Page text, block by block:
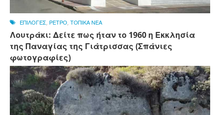
ΕΠΙΛΟΓΕΣ, ΡΕΤΡΟ, ΤΟΠΙΚΑ ΝΕΑ
Λουτράκι: Δείτε πως ήταν το 1960 η Εκκλησία
της Παναγίας της Γιάτρισσας (Σπάνιες
φωτογραφίες)